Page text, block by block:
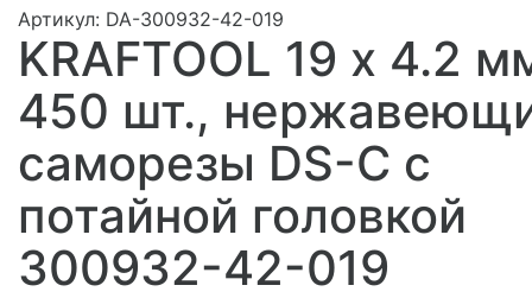
Артикул: DA-300932-42-019
KRAFTOOL 19 х 4.2
450 шт.,
саморезы DS-C с
потайной головкой
300932-42-019